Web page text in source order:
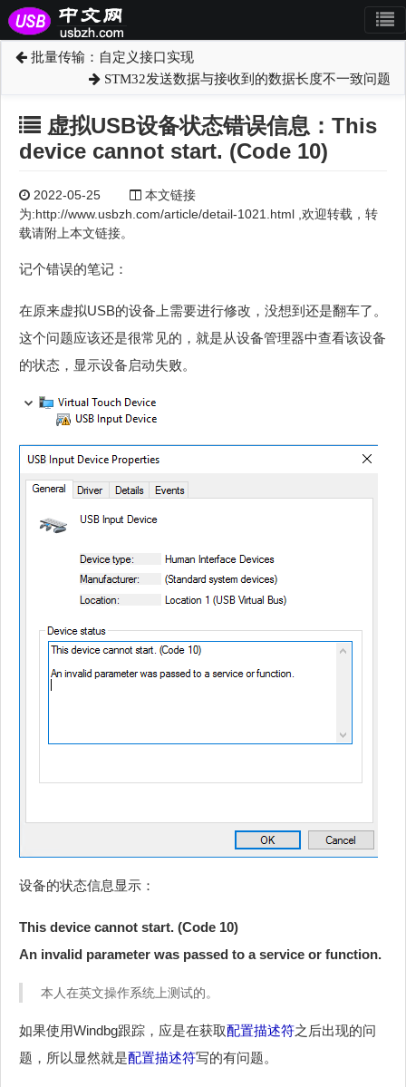
批量传输：自定义接口实现
STM32发送数据与接收到的数据长度不一致问题
虚拟USB设备状态错误信息：This
device cannot start. (Code 10)
2022-05-25
本文链接
为:http://www.usbzh.com/article/detail-1021.html ,欢迎转载，转
载请附上本文链接。
记个错误的笔记：
在原来虚拟USB的设备上需要进行修改，没想到还是翻车了。
这个问题应该还是很常见的，就是从设备管理器中查看该设备
的状态，显示设备启动失败。
设备的状态信息显示：
This device cannot start. (Code 10)
An invalid parameter was passed to a service or function.
本人在英文操作系统上测试的。
如果使用Windbg跟踪，应是在获取配置描述符之后出现的问
题，所以显然就是配置描述符写的有问题。